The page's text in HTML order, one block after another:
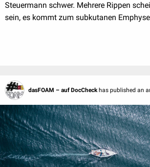
Steuermann schwer. Mehrere Rippen
sein, es kommt zum subkutanen
dasFOAM – auf DocCheck has published an